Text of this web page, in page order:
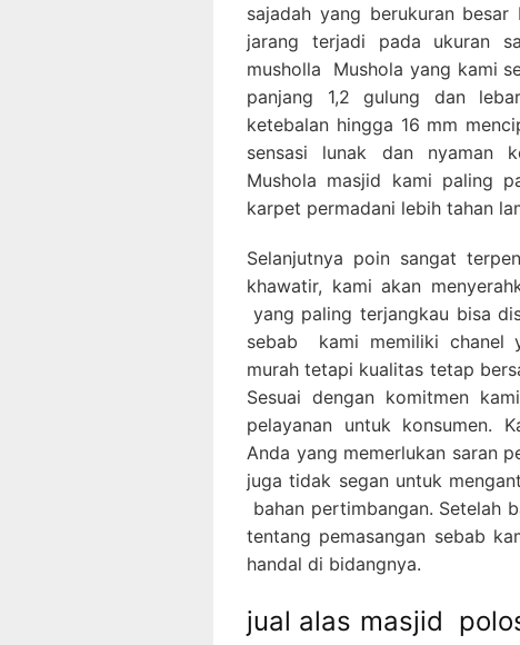
sajadah yang berukuran
jarang terjadi pada ukuran
musholla Mushola yang kami
panjang 1,2 gulung dan
ketebalan hingga 16 mm
sensasi lunak dan nyaman
Mushola masjid kami paling
karpet permadani lebih tahan
Selanjutnya poin sangat
khawatir, kami akan
yang paling terjangkau bisa
sebab kami memiliki chanel
murah tetapi kualitas tetap
Sesuai dengan komitmen
pelayanan untuk konsumen.
Anda yang memerlukan saran
juga tidak segan untuk
bahan pertimbangan. Setelah
tentang pemasangan sebab
handal di bidangnya.
jual alas masjid